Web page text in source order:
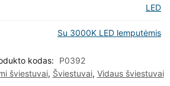
LED
Su 3000K LED lemputėmis
kodas:
P0392
šviestuvai, Šviestuvai, Vidaus šviestuvai